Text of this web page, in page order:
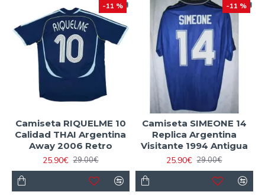
-11 %
Camiseta RIQUELME 10
Calidad THAI Argentina
Away 2006 Retro
25.90€ 29.00€
-11 %
Camiseta SIMEONE 14
Replica Argentina
Visitante 1994 Antigua
25.90€ 29.00€